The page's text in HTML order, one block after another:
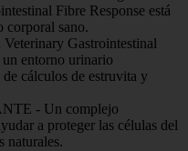
Fibre Response está
corporal sano.
Gastrointestinal
un entorno urinario
cálculos de estruvita y
- Un complejo
a proteger las células del
naturales.